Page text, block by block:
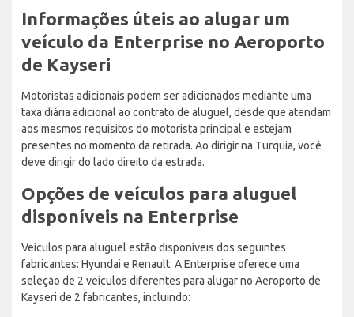
Informações úteis ao alugar um
veículo da Enterprise no Aeroporto
de Kayseri
Motoristas adicionais podem ser adicionados mediante uma
taxa diária adicional ao contrato de aluguel, desde que atendam
aos mesmos requisitos do motorista principal e estejam
presentes no momento da retirada. Ao dirigir na Turquia, você
deve dirigir do lado direito da estrada.
Opções de veículos para aluguel
disponíveis na Enterprise
Veículos para aluguel estão disponíveis dos seguintes
fabricantes: Hyundai e Renault. A Enterprise oferece uma
seleção de 2 veículos diferentes para alugar no Aeroporto de
Kayseri de 2 fabricantes, incluindo: